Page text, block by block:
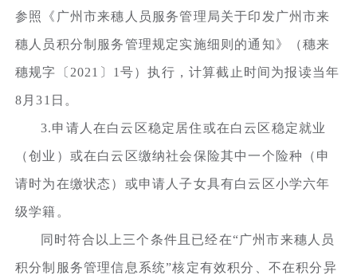
参照《广州市来穗人员服务管理局关于印发广州市来
穗人员积分制服务管理规定实施细则的通知》（穗来
穗规字〔2021〕1号）执行，计算截止时间为报读当年
8月31日。
3.申请人在白云区稳定居住或在白云区稳定就业
（创业）或在白云区缴纳社会保险其中一个险种（申
请时为在缴状态）或申请人子女具有白云区小学六年
级学籍。
同时符合以上三个条件且已经在“广州市来穗人员
积分制服务管理信息系统”核定有效积分、不在积分异